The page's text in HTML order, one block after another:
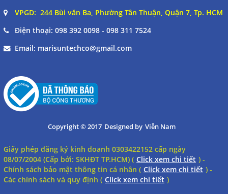
VPGD: 244 Bùi văn Ba, Phường Tân Thuận, Quận 7, Tp. HCM
Điện thoại: 098 392 0098 - 098 311 7524
Email: marisuntechco@gmail.com
Copyright © 2017 Designed by Viễn Nam
Giấy phép đăng ký kinh doanh 0303422152 cấp ngày
08/07/2004 (Cấp bởi: SKHĐT TP.HCM) ( Click xem chi tiết ) -
Chính sách bảo mật thông tin cá nhân ( Click xem chi tiết ) -
Các chính sách và quy định ( Click xem chi tiết )